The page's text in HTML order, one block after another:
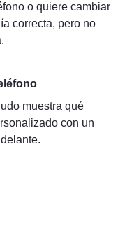
o quiere cambiar
correcta, pero no
muestra qué
con un